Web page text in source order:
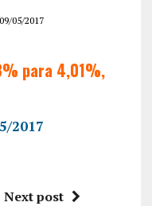
09/05/2017
para 4,01%,
2017
Next post